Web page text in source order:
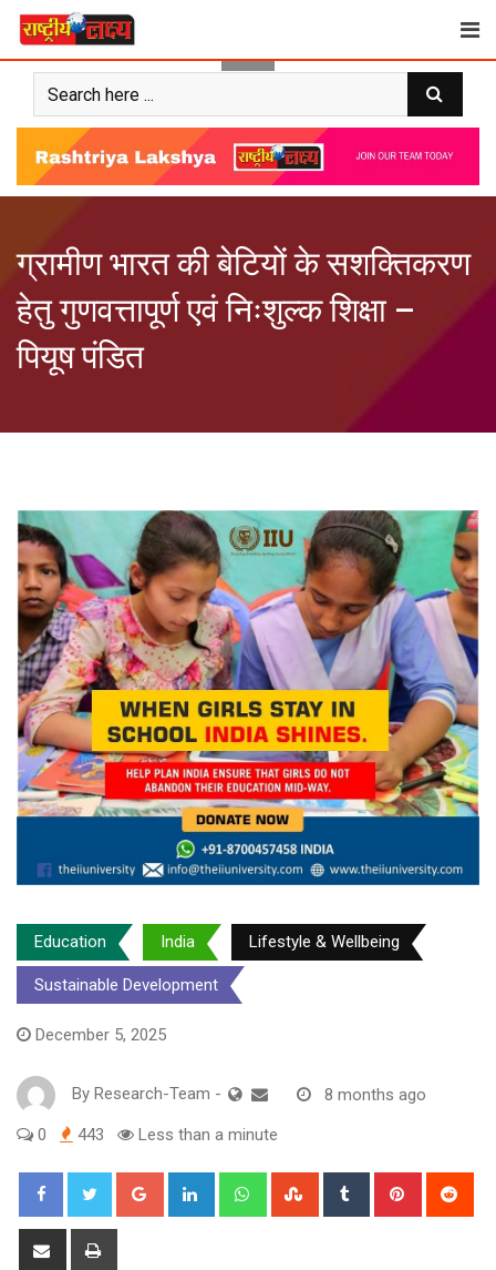
Skip
content
ग्रामीण भारत की बेटियों के सशक्तिकरण
हेतु गुणवत्तापूर्ण एवं निःशुल्क शिक्षा –
पियूष पंडित
Education India Lifestyle & Wellbeing
Sustainable Development
December 5, 2025
By Research-Team - 8 months ago
0 443 Less than a minute
Google+ LinkedIn WhatsappStumbleUpon
Tumblr Pinterest
Share